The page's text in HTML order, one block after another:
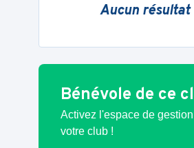
Aucun résultat
Bénévole de ce
Activez l'espace de
votre club !